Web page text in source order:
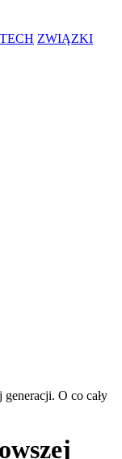
TECH ZWIĄZKI
O co cały